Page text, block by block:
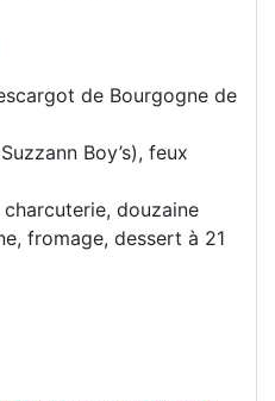
de Bourgogne de
Boy’s), feux
douzaine
fromage, dessert à 21